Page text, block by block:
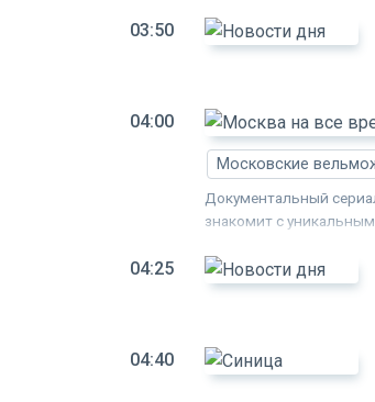
03:50
04:00
Московские
Документальный
знакомит с
04:25
04:40